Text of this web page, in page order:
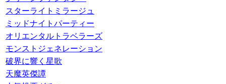
スターライトミラージュ
ミッドナイトパーティー
オリエンタルトラベラーズ
モンストジェネレーション
破界に響く星歌
天魔英傑譚